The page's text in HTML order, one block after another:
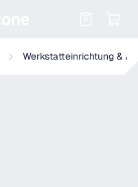
Werkstatteinrichtung &